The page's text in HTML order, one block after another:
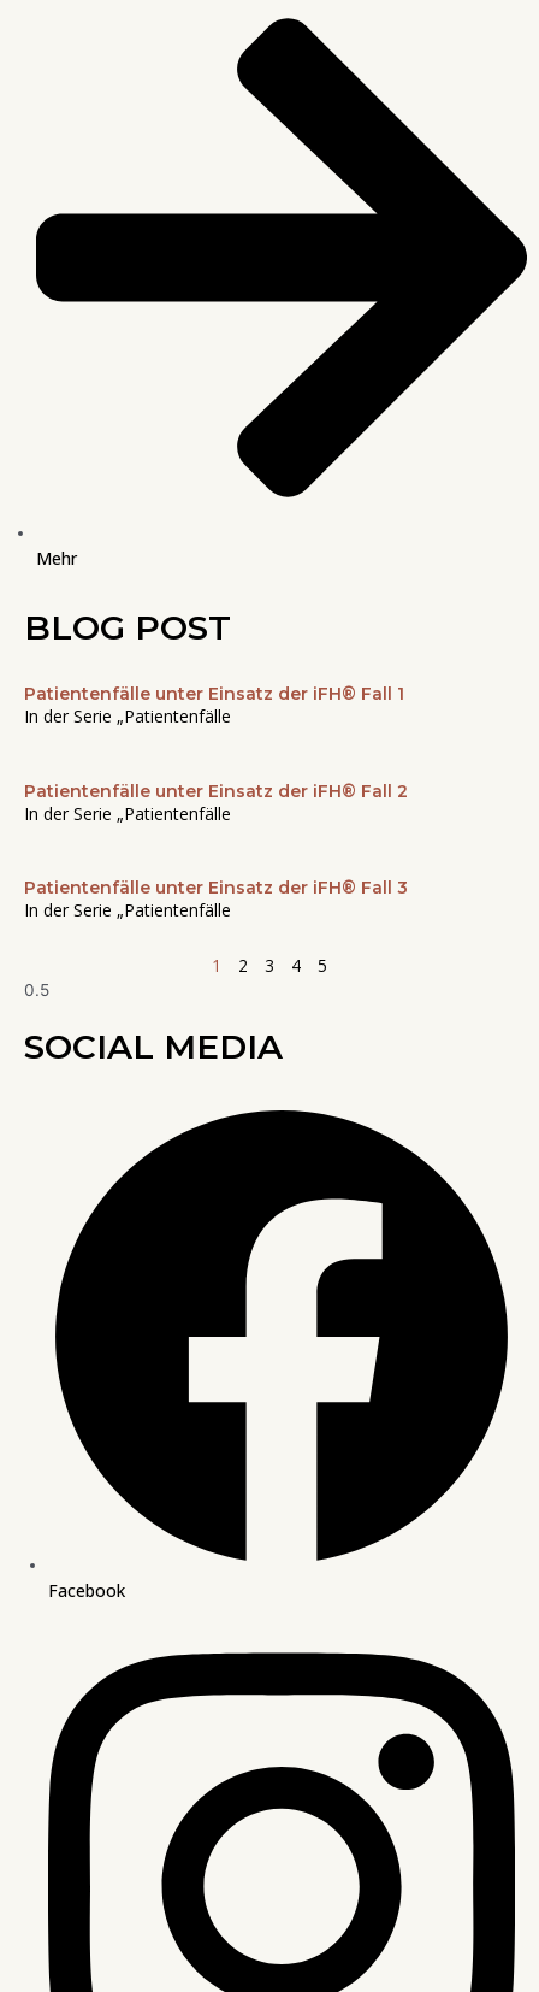
Mehr
BLOG POST
Patientenfälle unter Einsatz der iFH® Fall 1
In der Serie „Patientenfälle
Patientenfälle unter Einsatz der iFH® Fall 2
In der Serie „Patientenfälle
Patientenfälle unter Einsatz der iFH® Fall 3
In der Serie „Patientenfälle
Seite
1
Seite
2
Seite
3
Seite
4
Seite
5
SOCIAL MEDIA
Facebook